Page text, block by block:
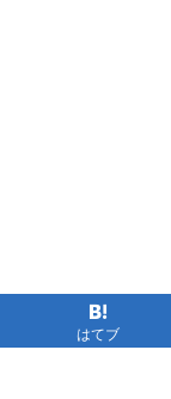
はてブ